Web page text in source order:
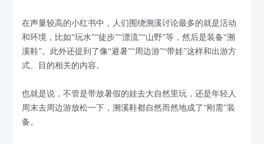
在声量较高的小红书中，人们围绕溯溪讨论最多的就是活动
和环境，比如“玩水”“徒步”“漂流”“山野”等，然后是装备“溯
溪鞋”。此外还提到了像“避暑”“周边游”“带娃”这样和出游方
式、目的相关的内容。
也就是说，不管是带放暑假的娃去大自然里玩，还是年轻人
周末去周边游放松一下，溯溪鞋都自然而然地成了“刚需”装
备。